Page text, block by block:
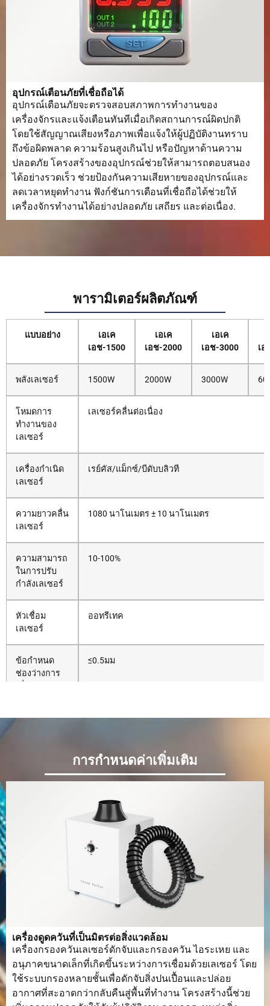
อุปกรณ์เตือนภัยที่เชื่อถือได้
อุปกรณ์เตือนภัยจะตรวจสอบสภาพการทำงานของ
เครื่องจักรและแจ้งเตือนทันทีเมื่อเกิดสถานการณ์ผิดปกติ
โดยใช้สัญญาณเสียงหรือภาพเพื่อแจ้งให้ผู้ปฏิบัติงานทราบ
ถึงข้อผิดพลาด ความร้อนสูงเกินไป หรือปัญหาด้านความ
ปลอดภัย โครงสร้างของอุปกรณ์ช่วยให้สามารถตอบสนอง
ได้อย่างรวดเร็ว ช่วยป้องกันความเสียหายของอุปกรณ์และ
ลดเวลาหยุดทำงาน ฟังก์ชันการเตือนที่เชื่อถือได้ช่วยให้
เครื่องจักรทำงานได้อย่างปลอดภัย เสถียร และต่อเนื่อง.
พารามิเตอร์ผลิตภัณฑ์
แบบอย่าง
เอเค
เอช-1500
เอเค
เอช-2000
เอเค
เอช-3000
เอ
พลังเลเซอร์ 1500W 2000W 3000W
โหมดการ
ทำงานของ
เลเซอร์
เลเซอร์คลื่นต่อเนื่อง
เครื่องกำเนิด
เลเซอร์
เรย์คัส/แม็กซ์/บีดับบลิวที
ความยาวคลื่น
เลเซอร์
1080 นาโนเมตร ± 10 นาโนเมตร
ความสามารถ
ในการปรับ
กำลังเลเซอร์
10-100%
หัวเชื่อม
เลเซอร์
ออทรีเทค
ข้อกำหนด
ช่องว่างการ
≤0.5มม
ระบบควบคุม ออทรีเทค
ระบายความร้อนด้วยน้ำ
20-200 กิโลเฮิรตซ์
แรงดันไฟฟ้า
และความถี่
380V/220V 50/60H
สภาพแวดล้อม
ในการทำงาน
10-40℃
การกำหนดค่าเพิ่มเติม
เครื่องดูดควันที่เป็นมิตรต่อสิ่งแวดล้อม
เครื่องกรองควันเลเซอร์ดักจับและกรองควัน ไอระเหย และ
อนุภาคขนาดเล็กที่เกิดขึ้นระหว่างการเชื่อมด้วยเลเซอร์ โดย
ใช้ระบบกรองหลายชั้นเพื่อดักจับสิ่งปนเปื้อนและปล่อย
อากาศที่สะอาดกว่ากลับคืนสู่พื้นที่ทำงาน โครงสร้างนี้ช่วย